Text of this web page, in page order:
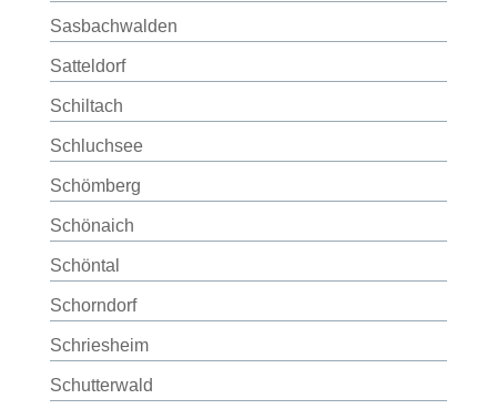
Sasbachwalden
Satteldorf
Schiltach
Schluchsee
Schömberg
Schönaich
Schöntal
Schorndorf
Schriesheim
Schutterwald